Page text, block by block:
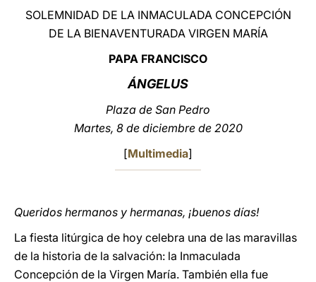
中文
SOLEMNIDAD DE LA INMACULADA CONCEPCIÓN
DE LA BIENAVENTURADA VIRGEN MARÍA
PAPA FRANCISCO
ÁNGELUS
Plaza de San Pedro
Martes, 8 de diciembre de 2020
[Multimedia]
Queridos hermanos y hermanas, ¡buenos días!
La fiesta litúrgica de hoy celebra una de las maravillas
de la historia de la salvación: la Inmaculada
Concepción de la Virgen María. También ella fue